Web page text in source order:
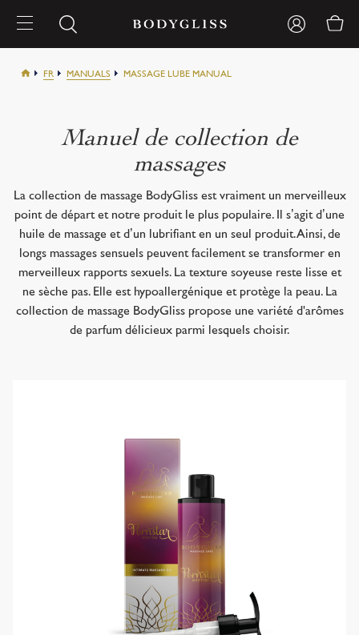
FR MANUALS MASSAGE LUBE MANUAL
Manuel de collection de
massages
La collection de massage BodyGliss est vraiment un merveilleux
point de départ et notre produit le plus populaire. Il s’agit d’une
huile de massage et d’un lubrifiant en un seul produit. Ainsi, de
longs massages sensuels peuvent facilement se transformer en
merveilleux rapports sexuels. La texture soyeuse reste lisse et
ne sèche pas. Elle est hypoallergénique et protège la peau. La
collection de massage BodyGliss propose une variété d'arômes
de parfum délicieux parmi lesquels choisir.